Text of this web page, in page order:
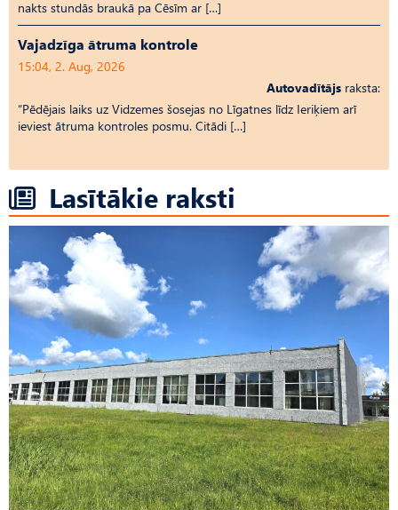
nakts stundās braukā pa Cēsīm ar […]
Vajadzīga ātruma kontrole
15:04, 2. Aug, 2026
Autovadītājs raksta:
“Pēdējais laiks uz Vid­ze­mes šosejas no Līgatnes līdz Ieriķiem arī
ieviest ātruma kontroles posmu. Citādi […]
Lasītākie raksti